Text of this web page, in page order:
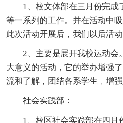
1、校文体部在三月份完成
等一系列的工作。并在活动中
此次活动开展后，我们以后活
2、主要是展开我校运动会
大意义的活动，它的举办增强
流和了解，团结各系学生，增强
社会实践部：
1、校区社会实践部在四月